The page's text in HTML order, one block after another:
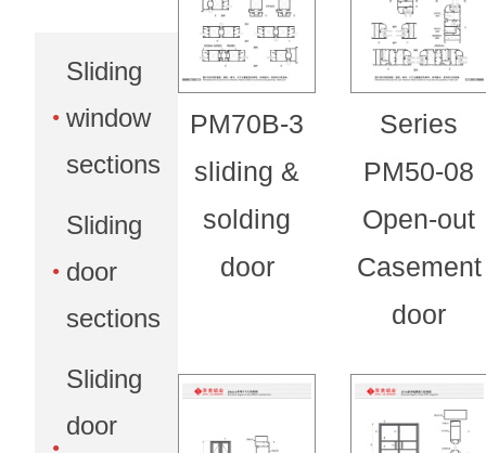
Sliding
window
sections
Sliding
door
sections
Sliding
door
PM70B-3
sliding &
solding
door
Series
PM50-08
Open-out
Casement
door